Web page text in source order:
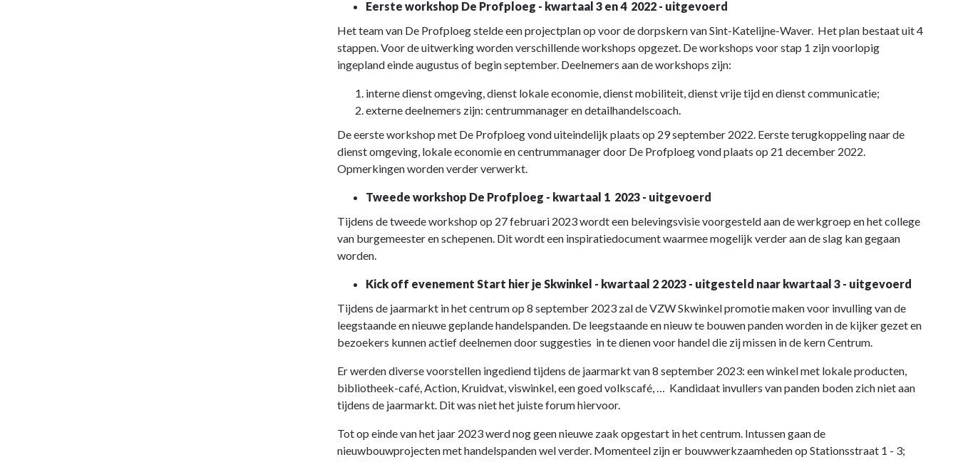
Eerste workshop De Profploeg - kwartaal 3 en 4 2022 - uitgevoerd
Het team van De Profploeg stelde een projectplan op voor de dorpskern van Sint-Katelijne-Waver. Het plan bestaat uit 4
stappen. Voor de uitwerking worden verschillende workshops opgezet. De workshops voor stap 1 zijn voorlopig
ingepland einde augustus of begin september. Deelnemers aan de workshops zijn:
interne dienst omgeving, dienst lokale economie, dienst mobiliteit, dienst vrije tijd en dienst communicatie;
externe deelnemers zijn: centrummanager en detailhandelscoach.
De eerste workshop met De Profploeg vond uiteindelijk plaats op 29 september 2022. Eerste terugkoppeling naar de
dienst omgeving, lokale economie en centrummanager door De Profploeg vond plaats op 21 december 2022.
Opmerkingen worden verder verwerkt.
Tweede workshop De Profploeg - kwartaal 1 2023 - uitgevoerd
Tijdens de tweede workshop op 27 februari 2023 wordt een belevingsvisie voorgesteld aan de werkgroep en het college
van burgemeester en schepenen. Dit wordt een inspiratiedocument waarmee mogelijk verder aan de slag kan gegaan
worden.
Kick off evenement Start hier je Skwinkel - kwartaal 2 2023 - uitgesteld naar kwartaal 3 - uitgevoerd
Tijdens de jaarmarkt in het centrum op 8 september 2023 zal de VZW Skwinkel promotie maken voor invulling van de
leegstaande en nieuwe geplande handelspanden. De leegstaande en nieuw te bouwen panden worden in de kijker gezet en
bezoekers kunnen actief deelnemen door suggesties in te dienen voor handel die zij missen in de kern Centrum.
Er werden diverse voorstellen ingediend tijdens de jaarmarkt van 8 september 2023: een winkel met lokale producten,
bibliotheek-café, Action, Kruidvat, viswinkel, een goed volkscafé, … Kandidaat invullers van panden boden zich niet aan
tijdens de jaarmarkt. Dit was niet het juiste forum hiervoor.
Tot op einde van het jaar 2023 werd nog geen nieuwe zaak opgestart in het centrum. Intussen gaan de
nieuwbouwprojecten met handelspanden wel verder. Momenteel zijn er bouwwerkzaamheden op Stationsstraat 1 - 3;